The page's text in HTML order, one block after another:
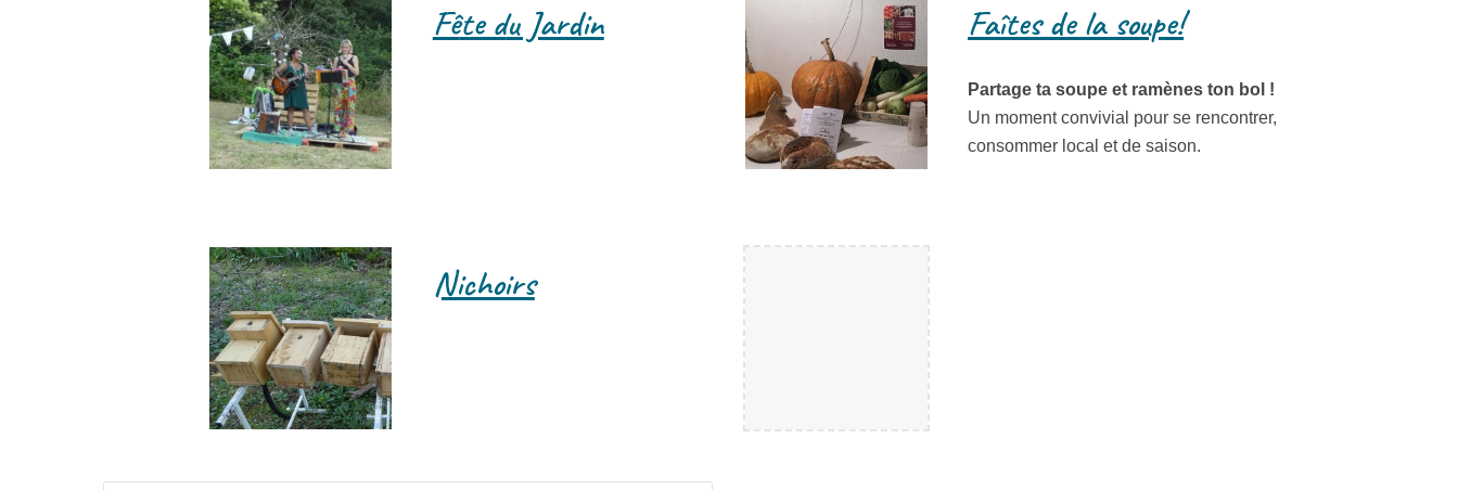
Fête du Jardin Faîtes de la soupe!
Partage ta soupe et ramènes ton bol !
Un moment convivial pour se rencontrer,
consommer local et de saison.
Nichoirs